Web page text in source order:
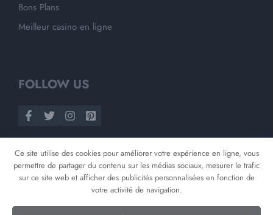
Bons Plans
Meilleur casino en ligne
FOLLOW US
©2026Opnminded
Ce site utilise des cookies pour améliorer votre expérience en ligne, vous
permettre de partager du contenu sur les médias sociaux, mesurer le trafic
sur ce site web et afficher des publicités personnalisées en fonction de
votre activité de navigation.